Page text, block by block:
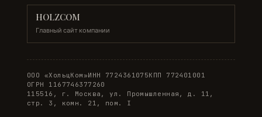
HOLZCOM
Главный сайт компании
ООО «ХольцКом»ИНН 7724361075КПП 772401001
ОГРН 1167746377260
115516, г. Москва, ул. Промышленная, д. 11,
стр. 3, комн. 21, пом. I